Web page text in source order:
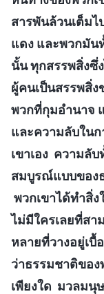
สารพันล้วนเต็ม
แดง และพวกมัน
นั้น ทุกสรรพสิ่งซึ่
ผู้คนเป็นสรรพสิ่
พวกที่กุมอำนาจ
และความลับใน
เขาเอง ความลั
สมบูรณ์แบบของ
พวกเขาได้ทำสิ่
ไม่มีใครเลยที่สา
หลายที่วางอยู่เบื้
ว่าธรรมชาติขอ
เพียงใด มวลมนุ